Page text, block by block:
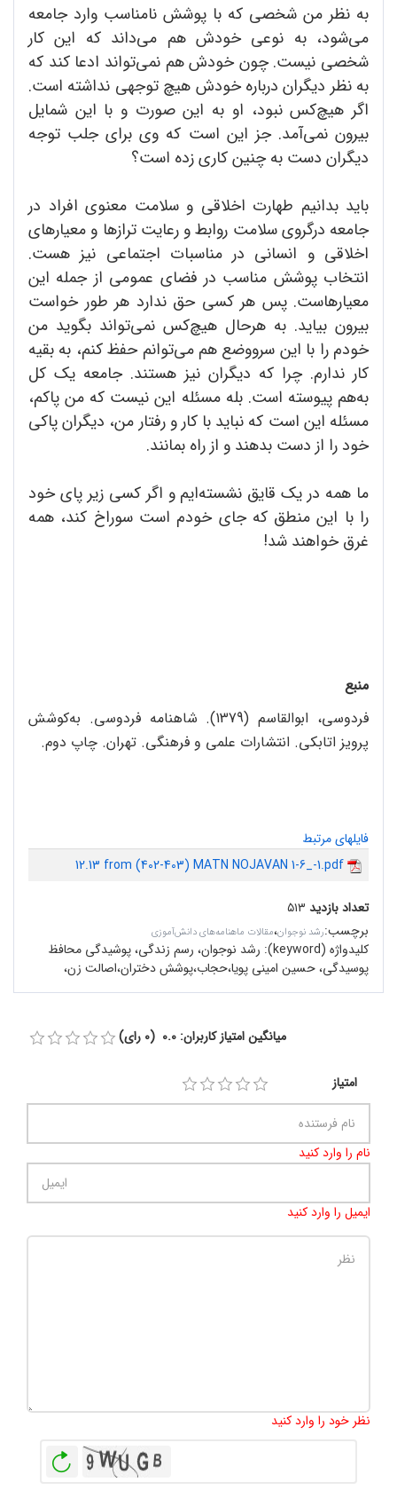
به نظر من شخصی که با پوشش نامناسب وارد جامعه
می‌شود، به نوعی خودش هم می‌داند که این کار
شخصی نیست. چون خودش هم نمی‌تواند ادعا کند که
به نظر دیگران درباره خودش هیچ توجهی نداشته است.
اگر هیچ‌‌کس نبود، او به این صورت و با این شمایل
بیرون نمی‌آمد. جز این است که وی برای جلب توجه
دیگران دست به چنین کاری زده است؟
باید بدانیم طهارت اخلاقی و سلامت معنوی افراد در
جامعه درگروی سلامت روابط و رعایت ترازها و معیارهای
اخلاقی و انسانی در مناسبات اجتماعی نیز هست.
انتخاب پوشش مناسب در فضای عمومی از جمله این
معیارهاست. پس هر کسی حق ندارد هر طور خواست
بیرون بیاید. به هرحال هیچ‌کس نمی‌تواند بگوید من
خودم را با این سرووضع هم می‌توانم حفظ کنم، به بقیه
کار ندارم. چرا که دیگران نیز هستند. جامعه یک کل
به‌هم پیوسته است. بله مسئله این نیست که من پاکم،
مسئله این است که نباید با کار و رفتار من، دیگران پاکی
خود را از دست بدهند و از راه بمانند.
ما همه در یک قایق نشسته‌ایم و اگر کسی زیر پای خود
را با این منطق که جای خودم است سوراخ کند، همه
غرق خواهند شد!
منبع
فردوسی، ابوالقاسم (1379). شاهنامه فردوسی. به‌کوشش
پرویز اتابکی. انتشارات علمی و فرهنگی. تهران. چاپ دوم.
فایلهای مرتبط
12.13 from (402-403) MATN NOJAVAN 1-6_-1.pdf
تعداد بازدید ۵۱۳
برچسب:رشد نوجوان،مقالات ماهنامه‌های دانش‌آموزی
کلیدواژه (keyword):
رشد نوجوان، رسم زندگی، پوشیدگی محافظ
پوسیدگی، حسین امینی پویا،حجاب،پوشش دختران،اصالت زن،
میانگین امتیاز کاربران: 0.0 (0 رای)
امتیاز
نام را وارد کنید
ایمیل را وارد کنید
نظر خود را وارد کنید